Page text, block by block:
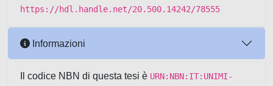
https://hdl.handle.net/20.500.14242/78555
Informazioni
Il codice NBN di questa tesi è URN:NBN:IT:UNIMI-